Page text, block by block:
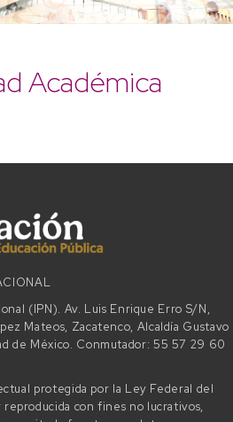
Académica
(IPN). Av. Luis Enrique Erro S/N,
Mateos, Zacatenco, Alcaldía Gustavo
de México. Conmutador: 55 57 29 60
protegida por la Ley Federal del
con fines no lucrativos,